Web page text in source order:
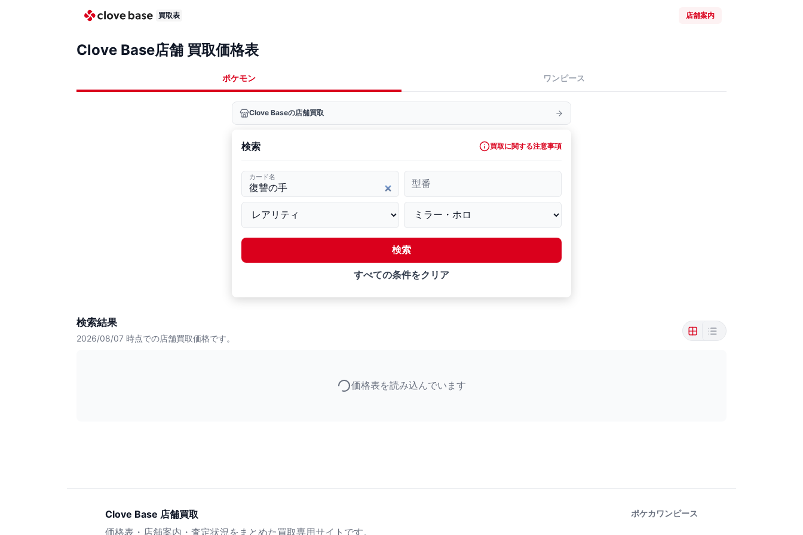
買取表 店舗案内
Clove Base店舗 買取価格表
ポケモン ワンピース
Clove Baseの店舗買取
検索 買取に関する注意事項
カード名
型番
検索
すべての条件をクリア
検索結果
2026/08/07 時点での店舗買取価格です。
価格表を読み込んでいます
Clove Base 店舗買取
価格表・店舗案内・査定状況をまとめた買取専用サイトです。
ポケカワンピース